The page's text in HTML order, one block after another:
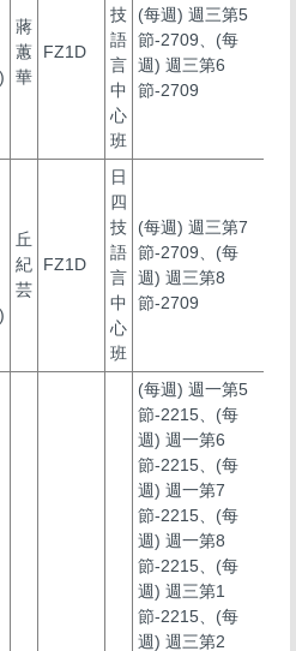
蔣
蕙
華
FZ1D
技
語
言
中
心
班
(每週) 週三第5
節-2709、(每
週) 週三第6
節-2709
丘
紀
芸
FZ1D
日
四
技
語
言
中
心
班
(每週) 週三第7
節-2709、(每
週) 週三第8
節-2709
(每週) 週一第5
節-2215、(每
週) 週一第6
節-2215、(每
週) 週一第7
節-2215、(每
週) 週一第8
節-2215、(每
週) 週三第1
節-2215、(每
週) 週三第2